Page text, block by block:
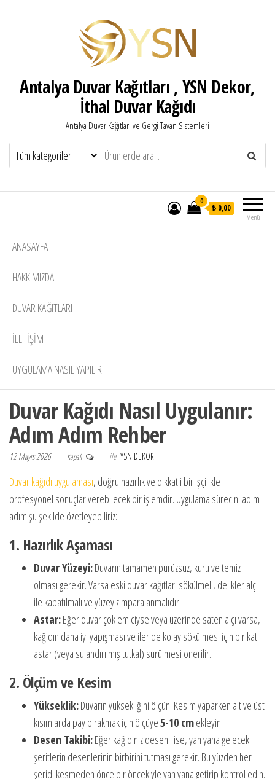
Antalya Duvar Kağıtları , YSN Dekor,
İthal Duvar Kağıdı
Antalya Duvar Kağıtları ve Gergi Tavan Sistemleri
Menü
0
₺ 0,00
ANASAYFA
HAKKIMIZDA
DUVAR KAĞITLARI
İLETİŞİM
UYGULAMA NASIL YAPILIR
Duvar Kağıdı Nasıl Uygulanır:
Adım Adım Rehber
12 Mayıs 2026 Kapalı ile YSN DEKOR
Duvar kağıdı uygulaması, doğru hazırlık ve dikkatli bir işçilikle
profesyonel sonuçlar verebilecek bir işlemdir. Uygulama sürecini adım
adım şu şekilde özetleyebiliriz:
1. Hazırlık Aşaması
Duvar Yüzeyi:Duvarın tamamen pürüzsüz, kuru ve temiz
olması gerekir. Varsa eski duvar kağıtları sökülmeli, delikler alçı
ile kapatılmalı ve yüzey zımparalanmalıdır.
Astar:Eğer duvar çok emiciyse veya üzerinde saten alçı varsa,
kağıdın daha iyi yapışması ve ileride kolay sökülmesi için bir kat
astar (veya sulandırılmış tutkal) sürülmesi önerilir.
2. Ölçüm ve Kesim
Yükseklik:Duvarın yüksekliğini ölçün. Kesim yaparken alt ve üst
kısımlarda pay bırakmak için ölçüye5-10 cmekleyin.
Desen Takibi:Eğer kağıdınız desenli ise, yan yana gelecek
şeritlerin desenlerinin birbirini tutması gerekir. Bu yüzden her
şeridi kesmeden önce bir öncekiyle yan yana getirip kontrol edin.